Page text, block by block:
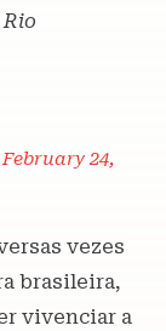
February 24,
vezes
brasileira,
vivenciar a